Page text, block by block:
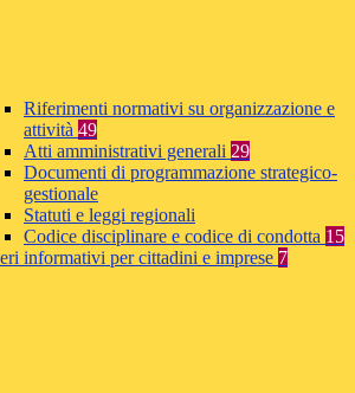
Riferimenti normativi su organizzazione e
attività 49
Atti amministrativi generali 29
Documenti di programmazione strategico-
gestionale
Statuti e leggi regionali
Codice disciplinare e codice di condotta 15
informativi per cittadini e imprese 7